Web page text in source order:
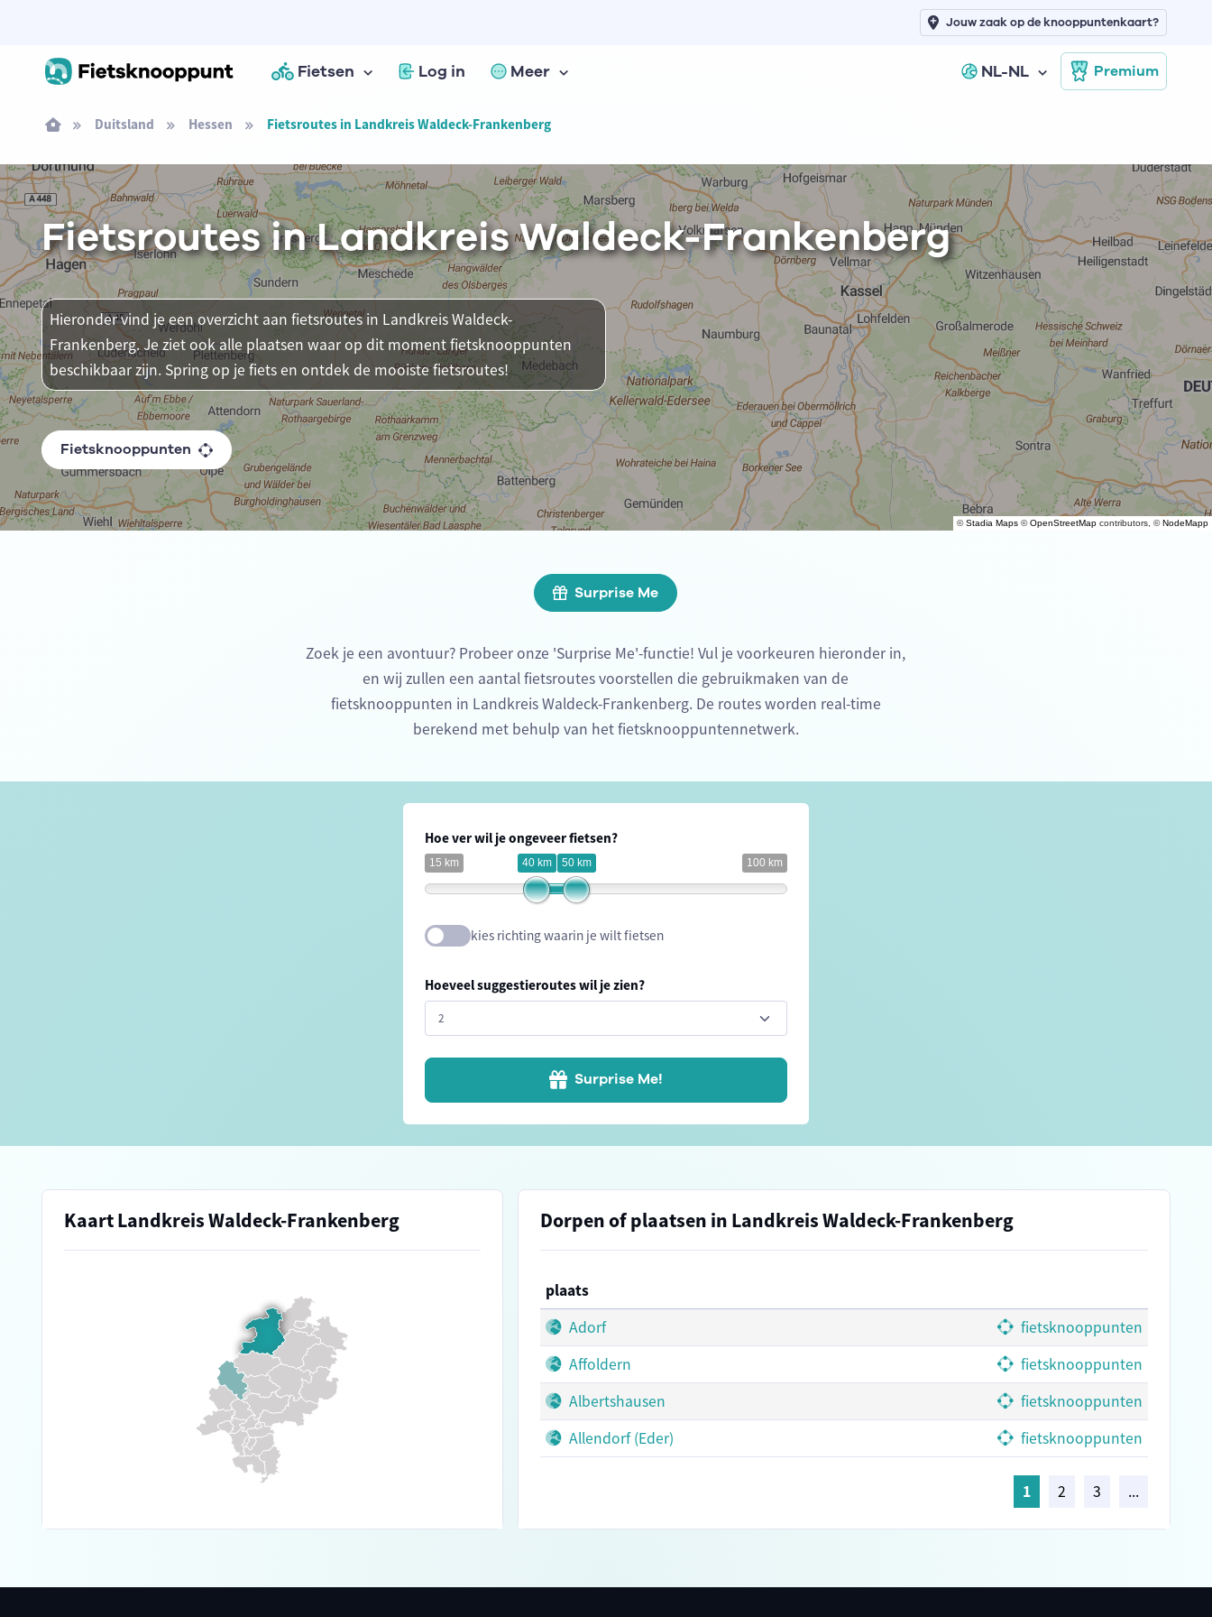
Fietsen Log in Meer NL-NL Premium
Jouw zaak op de knooppuntenkaart?
Duitsland Hessen Fietsroutes in Landkreis Waldeck-Frankenberg
©Stadia Maps ©OpenStreetMap contributors, ©NodeMapp
Fietsroutes in Landkreis Waldeck-Frankenberg
Hieronder vind je een overzicht aan fietsroutes in Landkreis Waldeck-
Frankenberg. Je ziet ook alle plaatsen waar op dit moment fietsknooppunten
beschikbaar zijn. Spring op je fiets en ontdek de mooiste fietsroutes!
Fietsknooppunten
Surprise Me
Zoek je een avontuur? Probeer onze 'Surprise Me'-functie! Vul je voorkeuren hieronder in,
en wij zullen een aantal fietsroutes voorstellen die gebruikmaken van de
fietsknooppunten in Landkreis Waldeck-Frankenberg. De routes worden real-time
berekend met behulp van het fietsknooppuntennetwerk.
Hoe ver wil je ongeveer fietsen?
15 km 100 km
40 km 50 km
kies richting waarin je wilt fietsen
Hoeveel suggestieroutes wil je zien?
Surprise Me!
Kaart Landkreis Waldeck-Frankenberg Dorpen of plaatsen in Landkreis Waldeck-Frankenberg
plaats
Adorf
fietsknooppunten
Affoldern
fietsknooppunten
Albertshausen
fietsknooppunten
Allendorf (Eder)
fietsknooppunten
1 2 3 ...